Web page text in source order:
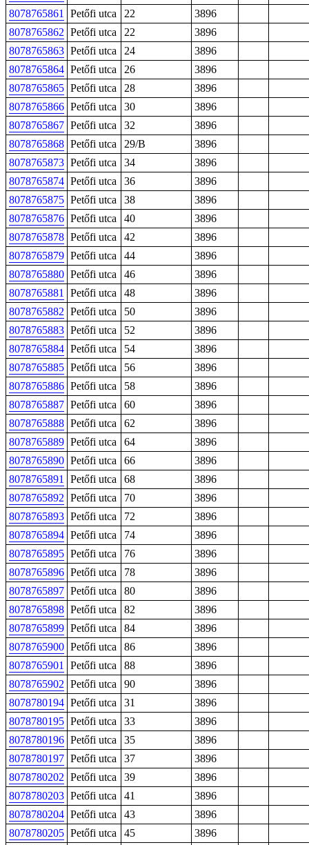
8078765861
Petőfi utca 22
3896
8078765862 Petőfi utca 22
3896
8078765863 Petőfi utca 24
3896
8078765864 Petőfi utca 26
3896
8078765865 Petőfi utca 28
3896
8078765866 Petőfi utca 30
3896
8078765867 Petőfi utca 32
3896
8078765868 Petőfi utca 29/B
3896
8078765873 Petőfi utca 34
3896
8078765874 Petőfi utca 36
3896
8078765875 Petőfi utca 38
3896
8078765876 Petőfi utca 40
3896
8078765878 Petőfi utca 42
3896
8078765879 Petőfi utca 44
3896
8078765880 Petőfi utca 46
3896
8078765881
Petőfi utca 48
3896
8078765882 Petőfi utca 50
3896
8078765883 Petőfi utca 52
3896
8078765884 Petőfi utca 54
3896
8078765885 Petőfi utca 56
3896
8078765886 Petőfi utca 58
3896
8078765887 Petőfi utca 60
3896
8078765888 Petőfi utca 62
3896
8078765889 Petőfi utca 64
3896
8078765890 Petőfi utca 66
3896
8078765891
Petőfi utca 68
3896
8078765892 Petőfi utca 70
3896
8078765893 Petőfi utca 72
3896
8078765894 Petőfi utca 74
3896
8078765895 Petőfi utca 76
3896
8078765896 Petőfi utca 78
3896
8078765897 Petőfi utca 80
3896
8078765898 Petőfi utca 82
3896
8078765899 Petőfi utca 84
3896
8078765900 Petőfi utca 86
3896
8078765901
Petőfi utca 88
3896
8078765902 Petőfi utca 90
3896
8078780194 Petőfi utca 31
3896
8078780195 Petőfi utca 33
3896
8078780196 Petőfi utca 35
3896
8078780197 Petőfi utca 37
3896
8078780202 Petőfi utca 39
3896
8078780203 Petőfi utca 41
3896
8078780204 Petőfi utca 43
3896
8078780205 Petőfi utca 45
3896